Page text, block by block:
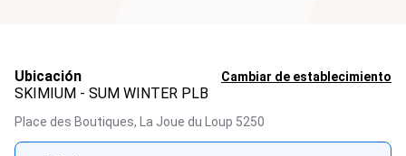
Ubicación Cambiar de establecimiento
SKIMIUM - SUM WINTER PLB
Place des Boutiques, La Joue du Loup 5250